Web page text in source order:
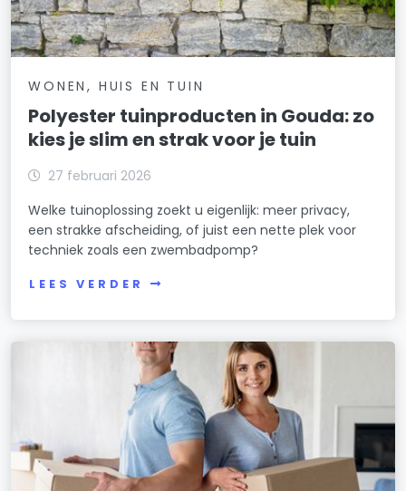
WONEN, HUIS EN TUIN
Polyester tuinproducten in Gouda: zo
kies je slim en strak voor je tuin
27 februari 2026
Welke tuinoplossing zoekt u eigenlijk: meer privacy,
een strakke afscheiding, of juist een nette plek voor
techniek zoals een zwembadpomp?
LEES VERDER